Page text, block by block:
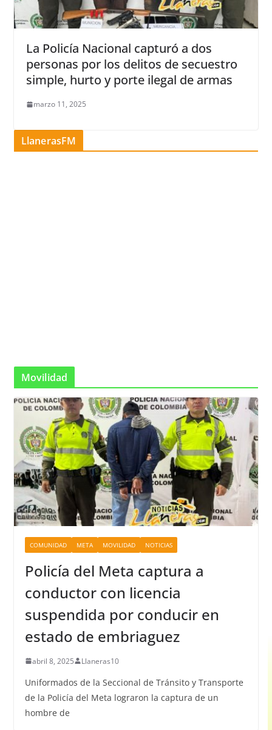
La Policía Nacional capturó a dos
personas por los delitos de secuestro
simple, hurto y porte ilegal de armas
marzo 11, 2025
LlanerasFM
Movilidad
COMUNIDAD META MOVILIDAD NOTICIAS
Policía del Meta captura a
conductor con licencia
suspendida por conducir en
estado de embriaguez
abril 8, 2025 Llaneras10
Uniformados de la Seccional de Tránsito y Transporte
de la Policía del Meta lograron la captura de un
hombre de